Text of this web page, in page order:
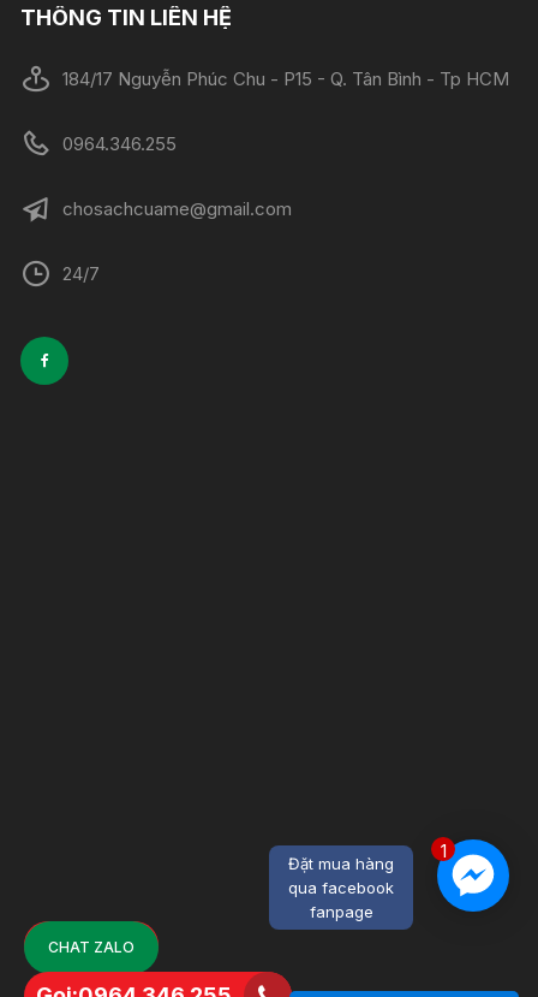
1
Đặt mua hàng
qua facebook
fanpage
THÔNG TIN LIÊN HỆ
184/17 Nguyễn Phúc Chu - P15 - Q. Tân Bình - Tp HCM
0964.346.255
chosachcuame@gmail.com
24/7
CHAT ZALO